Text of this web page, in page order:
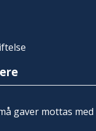
gaver mottas med